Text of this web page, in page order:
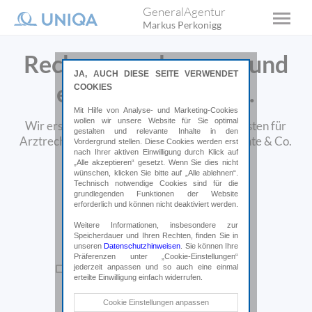
GeneralAgentur
Markus Perkonigg
Rechnungen bequem und
einfach einreichen.
Wir ersetzen Ihnen schnellstmöglich Ihre Kosten für
Arztrechnungen, Physiotherapie, Medikamente & Co.
JA, AUCH DIESE SEITE VERWENDET
COOKIES
Mit Hilfe von Analyse- und Marketing-Cookies
wollen wir unsere Website für Sie optimal
gestalten und relevante Inhalte in den
Vordergrund stellen. Diese Cookies werden erst
nach Ihrer aktiven Einwilligung durch Klick auf
„Alle akzeptieren“ gesetzt. Wenn Sie dies nicht
wünschen, klicken Sie bitte auf „Alle ablehnen“.
Technisch notwendige Cookies sind für die
grundlegenden Funktionen der Website
erforderlich und können nicht deaktiviert werden.
Weitere Informationen, insbesondere zur
Speicherdauer und Ihren Rechten, finden Sie in
unserenDatenschutzhinweisen . Sie können Ihre
Präferenzen unter „Cookie-Einstellungen“
jederzeit anpassen und so auch eine einmal
erteilte Einwilligung einfach widerrufen.
Technische Cookies
Cookie Einstellungen anpassen